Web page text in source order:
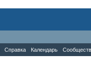
Справка Календарь